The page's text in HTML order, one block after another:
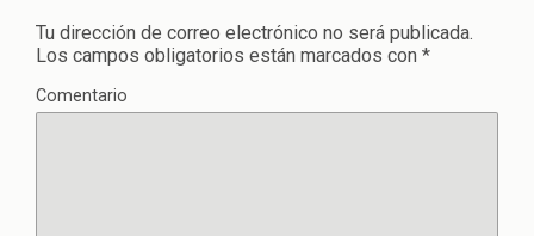
Tu dirección de correo electrónico no será publicada.
Los campos obligatorios están marcados con *
Comentario